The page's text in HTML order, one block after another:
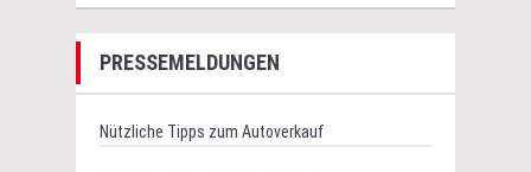
PRESSEMELDUNGEN
Nützliche Tipps zum Autoverkauf